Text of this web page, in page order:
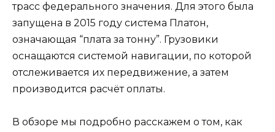
трасс федерального значения. Для этого была
запущена в 2015 году система Платон,
означающая “плата за тонну”. Грузовики
оснащаются системой навигации, по которой
отслеживается их передвижение, а затем
производится расчёт оплаты.
В обзоре мы подробно расскажем о том, как